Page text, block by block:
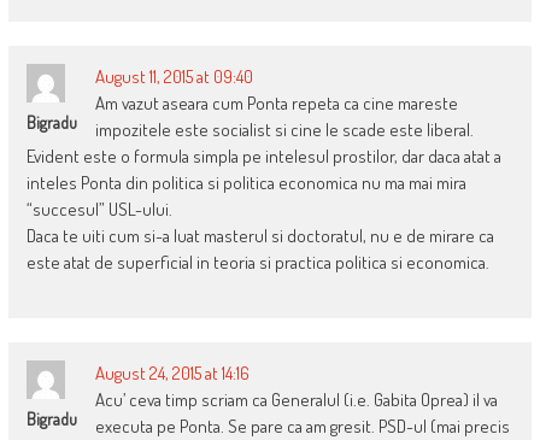
Bigradu
August 11, 2015 at 09:40
Am vazut aseara cum Ponta repeta ca cine mareste
impozitele este socialist si cine le scade este liberal.
Evident este o formula simpla pe intelesul prostilor, dar daca atat a
inteles Ponta din politica si politica economica nu ma mai mira
“succesul” USL-ului.
Daca te uiti cum si-a luat masterul si doctoratul, nu e de mirare ca
este atat de superficial in teoria si practica politica si economica.
Bigradu
August 24, 2015 at 14:16
Acu’ ceva timp scriam ca Generalul (i.e. Gabita Oprea) il va
executa pe Ponta. Se pare ca am gresit. PSD-ul (mai precis